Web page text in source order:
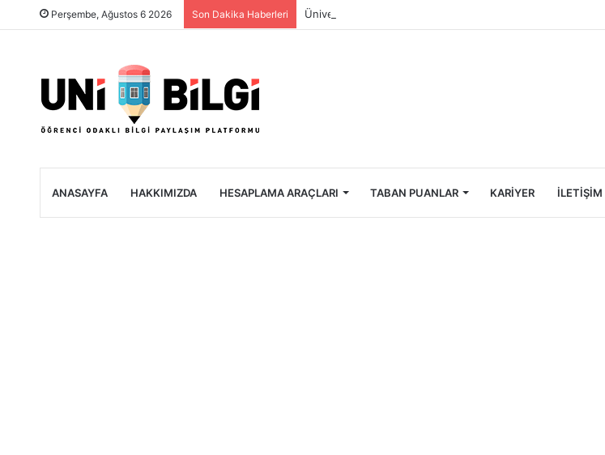
Perşembe, Ağustos 6 2026 Son Dakika Haberleri Üniversite Öğrencileri İçin Ekonomik Tatil Rehberi
ANASAYFA HAKKIMIZDA HESAPLAMA ARAÇLARI TABAN PUANLAR KARIYER İLETIŞIM